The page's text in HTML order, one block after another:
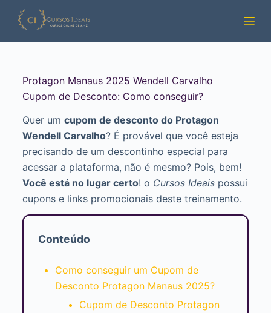
Pular
para
Protagon Manaus 2025 Wendell Carvalho
Cupom de Desconto: Como conseguir?
Quer um cupom de desconto do Protagon
Wendell Carvalho? É provável que você esteja
precisando de um descontinho especial para
acessar a plataforma, não é mesmo? Pois, bem!
Você está no lugar certo! o Cursos Ideaispossui
cupons e links promocionais deste treinamento.
Conteúdo
Como conseguir um Cupom de
Desconto Protagon Manaus 2025?
Cupom de Desconto Protagon